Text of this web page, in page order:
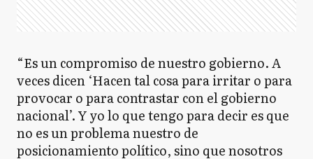
“Es un compromiso de nuestro gobierno. A
veces dicen ‘Hacen tal cosa para irritar o para
provocar o para contrastar con el gobierno
nacional’. Y yo lo que tengo para decir es que
no es un problema nuestro de
posicionamiento político, sino que nosotros